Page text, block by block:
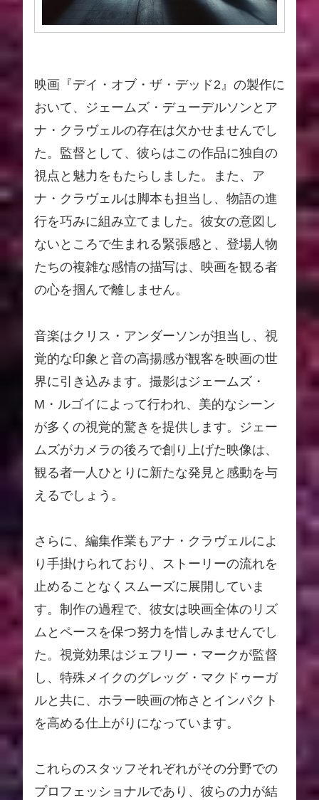
映画『デイ・オブ・ザ・デッド2』の製作に
おいて、ジェームズ・デューデルソンとア
ナ・クラヴェルの存在は欠かせませんでし
た。監督として、彼らはこの作品に独自の
視点と魅力をもたらしました。また、ア
ナ・クラヴェルは脚本も担当し、物語の進
行を巧みに組み立てました。彼女の意図し
ないところで生まれる緊張感と、登場人物
たちの複雑な感情の描写は、映画を観る者
の心を掴んで離しません。
音楽はクリス・アンダーソンが担当し、視
覚的な印象と音の高揚感が観客を映画の世
界に引き込みます。撮影はジェームズ・
M・ルゴイによって行われ、美的なシーン
が多くの視覚的驚きを提供します。ジェー
ムズがカメラの後ろで創り上げた映像は、
観る者一人ひとりに新たな発見と感動を与
えるでしょう。
さらに、編集作業もアナ・クラヴェルによ
り手掛けられており、ストーリーの流れを
止めることなくスムーズに展開していま
す。制作の過程で、彼女は映画全体のリズ
ムとペースを保つ努力を惜しみませんでし
た。視覚効果はジェフリー・マークが監督
し、特殊メイクのグレッグ・マクドゥーガ
ルと共に、ホラー映画の怖さとインパクト
を高める仕上がりになっています。
これらのスタッフそれぞれがその分野での
プロフェッショナルであり、彼らの力が結